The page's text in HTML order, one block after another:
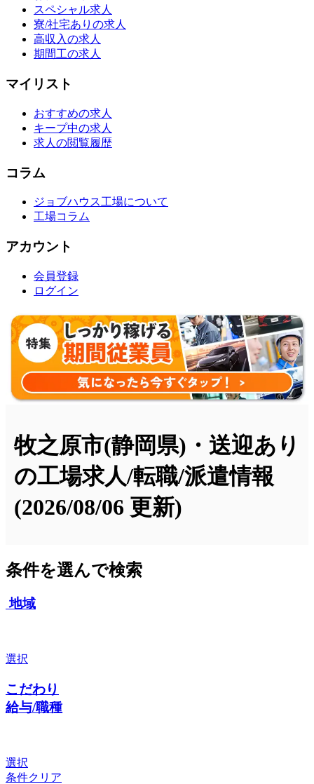
スペシャル求人
寮/社宅ありの求人
高収入の求人
期間工の求人
マイリスト
おすすめの求人
キープ中の求人
求人の閲覧履歴
コラム
ジョブハウス工場について
工場コラム
アカウント
会員登録
ログイン
牧之原市(静岡県)・送迎あり
の工場求人/転職/派遣情報
(2026/08/06 更新)
条件を選んで検索
地域
選択
こだわり
給与/職種
選択
条件クリア